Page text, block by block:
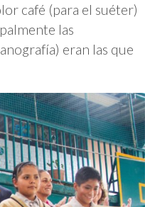
café (para el suéter)
las
eran las que